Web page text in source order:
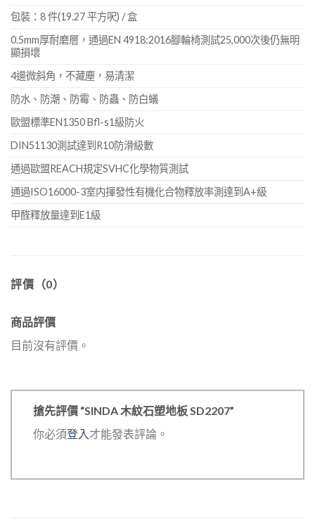
包裝：8 件(19.27 平方呎) / 盒
0.5mm厚耐磨層，通過EN 4918:2016腳輪椅測試25,000次後仍無明
顯損壞
4邊微斜角，不藏塵，易清潔
防水、防潮、防霉、防蟲、防白蟻
歐盟標準EN1350 Bfl-s1級防火
DIN51130測試達到R10防滑級數
通過歐盟REACH規定SVHC化學物質測試
通過ISO16000-3室内揮發性有機化合物釋放率測達到A+級
甲醛釋放量達到E1級
評價（0）
商品評價
目前沒有評價。
搶先評價 “SINDA 木紋石塑地板 SD2207”
你必須登入 才能發表評論。